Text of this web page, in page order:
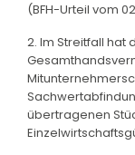
(BFH-Urteil vom
2. Im Streitfall hat
übertragenen